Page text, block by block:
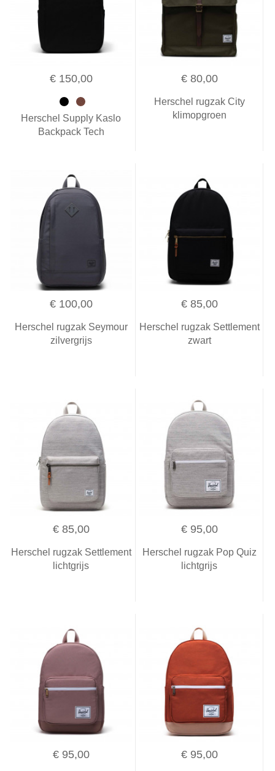
€ 150,00
Herschel Supply Kaslo
Backpack Tech
€ 80,00
Herschel rugzak City
klimopgroen
€ 100,00
Herschel rugzak Seymour
zilvergrijs
€ 85,00
Herschel rugzak Settlement
zwart
€ 85,00
Herschel rugzak Settlement
lichtgrijs
€ 95,00
Herschel rugzak Pop Quiz
lichtgrijs
€ 95,00 € 95,00